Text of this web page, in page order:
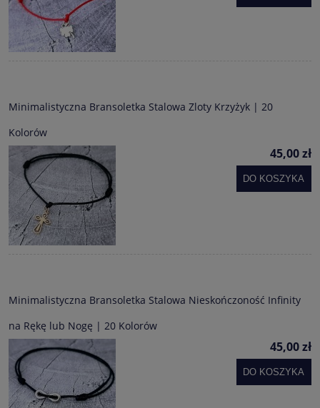
Minimalistyczna Bransoletka Stalowa Zloty Krzyżyk | 20
Kolorów
45,00 zł
DO KOSZYKA
Minimalistyczna Bransoletka Stalowa Nieskończoność Infinity
na Rękę lub Nogę | 20 Kolorów
45,00 zł
DO KOSZYKA